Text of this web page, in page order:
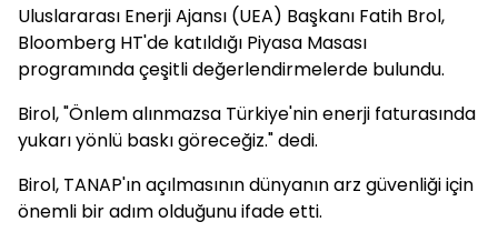
Uluslararası Enerji Ajansı (UEA) Başkanı Fatih Brol,
Bloomberg HT'de katıldığı Piyasa Masası
programında çeşitli değerlendirmelerde bulundu.
Birol, "Önlem alınmazsa Türkiye'nin enerji faturasında
yukarı yönlü baskı göreceğiz." dedi.
Birol, TANAP'ın açılmasının dünyanın arz güvenliği için
önemli bir adım olduğunu ifade etti.